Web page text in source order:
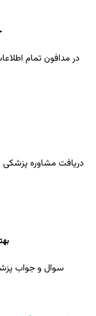
در مدافون تمام
دریافت مشاوره پزشکی
سوال و جواب